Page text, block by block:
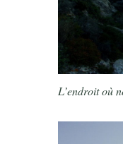
L’endroit où